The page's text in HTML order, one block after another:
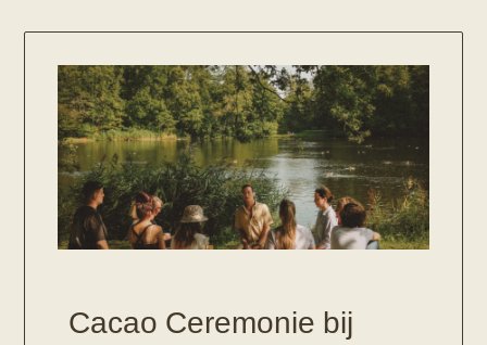
Cacao Ceremonie bij